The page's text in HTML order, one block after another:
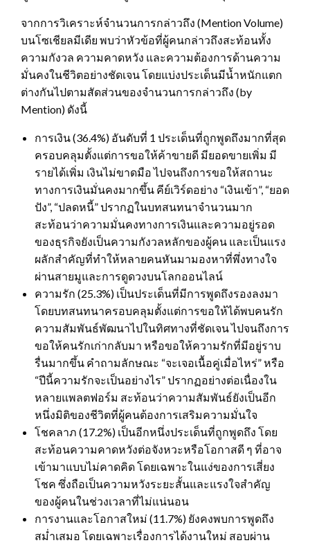
จากการวิเคราะห์จำนวนการกล่าวถึง (Mention Volume)
บนโซเชียลมีเดีย พบว่าหัวข้อที่ผู้คนกล่าวถึงสะท้อนทั้ง
ความกังวล ความคาดหวัง และความต้องการด้านความ
มั่นคงในชีวิตอย่างชัดเจน โดยแบ่งประเด็นมีน้ำหนักแตก
ต่างกันไปตามสัดส่วนของจำนวนการกล่าวถึง (by
Mention) ดังนี้
การเงิน (36.4%) อันดับที่ 1 ประเด็นที่ถูกพูดถึงมากที่สุด
ครอบคลุมตั้งแต่การขอให้ค้าขายดี มียอดขายเพิ่ม มี
รายได้เพิ่ม เงินไม่ขาดมือ ไปจนถึงการขอให้สถานะ
ทางการเงินมั่นคงมากขึ้น คีย์เวิร์ดอย่าง “เงินเข้า”, “ยอด
ปัง”, “ปลดหนี้” ปรากฏในบทสนทนาจำนวนมาก
สะท้อนว่าความมั่นคงทางการเงินและความอยู่รอด
ของธุรกิจยังเป็นความกังวลหลักของผู้คน และเป็นแรง
ผลักสำคัญที่ทำให้หลายคนหันมามองหาที่พึ่งทางใจ
ผ่านสายมูและการดูดวงบนโลกออนไลน์
ความรัก (25.3%) เป็นประเด็นที่มีการพูดถึงรองลงมา
โดยบทสนทนาครอบคลุมตั้งแต่การขอให้ได้พบคนรัก
ความสัมพันธ์พัฒนาไปในทิศทางที่ชัดเจน ไปจนถึงการ
ขอให้คนรักเก่ากลับมา หรือขอให้ความรักที่มีอยู่ราบ
รื่นมากขึ้น คำถามลักษณะ “จะเจอเนื้อคู่เมื่อไหร่” หรือ
“ปีนี้ความรักจะเป็นอย่างไร” ปรากฏอย่างต่อเนื่องใน
หลายแพลตฟอร์ม สะท้อนว่าความสัมพันธ์ยังเป็นอีก
หนึ่งมิติของชีวิตที่ผู้คนต้องการเสริมความมั่นใจ
โชคลาภ (17.2%) เป็นอีกหนึ่งประเด็นที่ถูกพูดถึง โดย
สะท้อนความคาดหวังต่อจังหวะหรือโอกาสดี ๆ ที่อาจ
เข้ามาแบบไม่คาดคิด โดยเฉพาะในแง่ของการเสี่ยง
โชค ซึ่งถือเป็นความหวังระยะสั้นและแรงใจสำคัญ
ของผู้คนในช่วงเวลาที่ไม่แน่นอน
การงานและโอกาสใหม่ (11.7%) ยังคงพบการพูดถึง
สม่ำเสมอ โดยเฉพาะเรื่องการได้งานใหม่ สอบผ่าน